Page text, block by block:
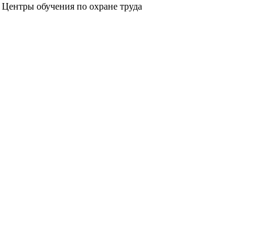
Центры обучения по охране труда